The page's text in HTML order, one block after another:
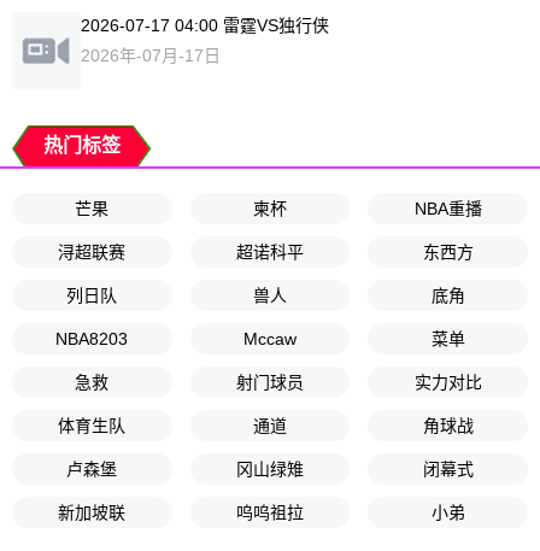
2026-07-17 04:00 雷霆VS独行侠
2026年-07月-17日
热门标签
芒果 柬杯 NBA重播
浔超联赛 超诺科平 东西方
列日队 兽人 底角
NBA8203 Mccaw 菜单
急救 射门球员 实力对比
体育生队 通道 角球战
卢森堡 冈山绿雉 闭幕式
新加坡联 呜呜祖拉 小弟